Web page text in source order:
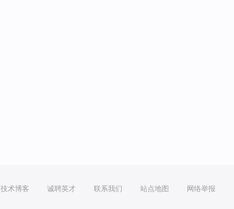
技术博客 诚聘英才 联系我们 站点地图 网络举报